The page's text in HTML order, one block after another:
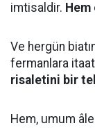
imtisaldir.
Ve hergün
fermanlara
risaletini bir
Hem, umum